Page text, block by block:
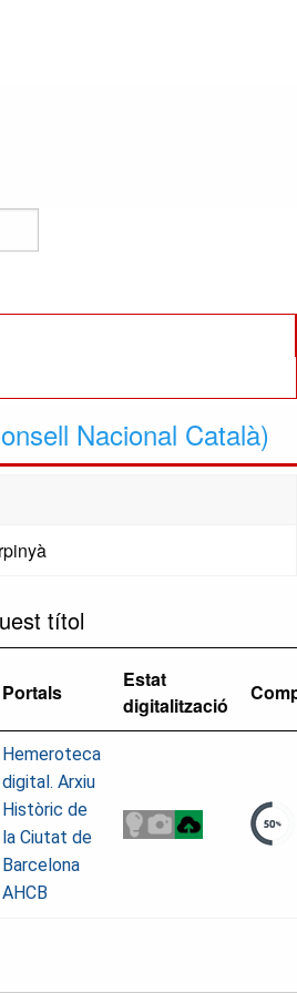
Nacional Català)
títol
Portals
Estat
digitalització
Hemeroteca
digital. Arxiu
Històric de
la Ciutat de
Barcelona
AHCB